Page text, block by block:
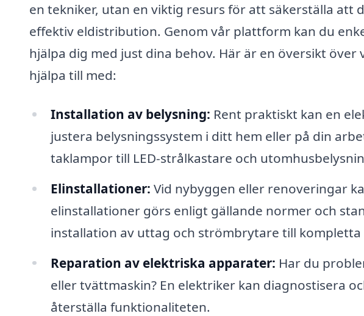
en tekniker, utan en viktig resurs för att säkerställa att
effektiv eldistribution. Genom vår plattform kan du
hjälpa dig med just dina behov. Här är en översikt över
hjälpa till med:
Installation av belysning: Rent praktiskt kan en
justera belysningssystem i ditt hem eller på din
taklampor till LED-strålkastare och
Elinstallationer: Vid nybyggen eller renoveringar
elinstallationer görs enligt gällande normer och
installation av uttag och strömbrytare till kompletta
Reparation av elektriska apparater: Har du
eller tvättmaskin? En elektriker kan diagnostisera
återställa funktionaliteten.